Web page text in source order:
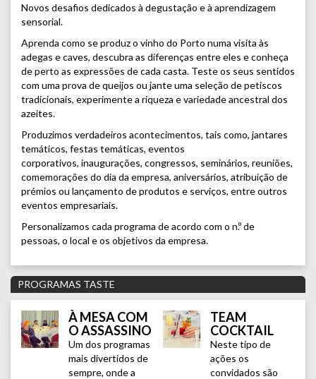
Novos desafios dedicados à degustação e à aprendizagem
sensorial.
Aprenda como se produz o vinho do Porto numa visita às
adegas e caves, descubra as diferenças entre eles e conheça
de perto as expressões de cada casta. Teste os seus sentidos
com uma prova de queijos ou jante uma seleção de petiscos
tradicionais, experimente a riqueza e variedade ancestral dos
azeites.
Produzimos verdadeiros acontecimentos, tais como, jantares
temáticos, festas temáticas, eventos
corporativos, inaugurações, congressos, seminários, reuniões,
comemorações do dia da empresa, aniversários, atribuição de
prémios ou lançamento de produtos e serviços, entre outros
eventos empresariais.
Personalizamos cada programa de acordo com o n.º de
pessoas, o local e os objetivos da empresa.
PROGRAMAS TASTE
À MESA COM
O ASSASSINO
Um dos programas
mais divertidos de
sempre, onde a
TEAM
COCKTAIL
Neste tipo de
ações os
convidados são